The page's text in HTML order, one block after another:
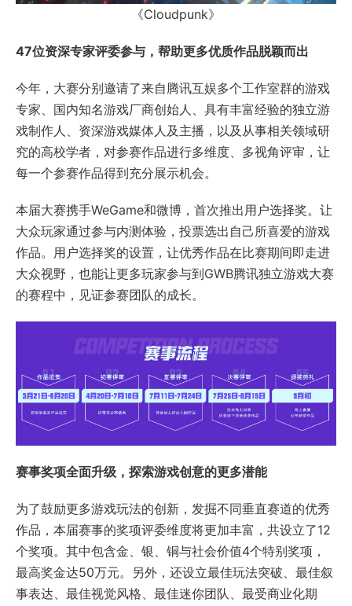
《Cloudpunk》
47位资深专家评委参与，帮助更多优质作品脱颖而出
今年，大赛分别邀请了来自腾讯互娱多个工作室群的游戏
专家、国内知名游戏厂商创始人、具有丰富经验的独立游
戏制作人、资深游戏媒体人及主播，以及从事相关领域研
究的高校学者，对参赛作品进行多维度、多视角评审，让
每一个参赛作品得到充分展示机会。
本届大赛携手WeGame和微博，首次推出用户选择奖。让
大众玩家通过参与内测体验，投票选出自己所喜爱的游戏
作品。用户选择奖的设置，让优秀作品在比赛期间即走进
大众视野，也能让更多玩家参与到GWB腾讯独立游戏大赛
的赛程中，见证参赛团队的成长。
赛事奖项全面升级，探索游戏创意的更多潜能
为了鼓励更多游戏玩法的创新，发掘不同垂直赛道的优秀
作品，本届赛事的奖项评委维度将更加丰富，共设立了12
个奖项。其中包含金、银、铜与社会价值4个特别奖项，
最高奖金达50万元。另外，还设立最佳玩法突破、最佳叙
事表达、最佳视觉风格、最佳迷你团队、最受商业化期